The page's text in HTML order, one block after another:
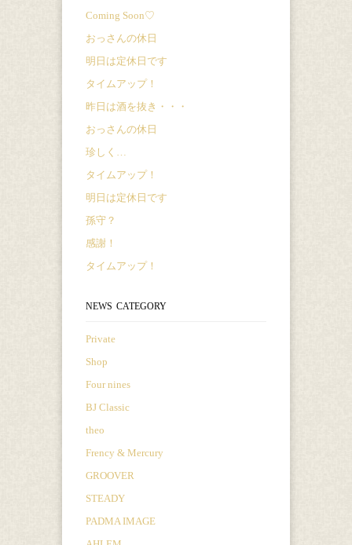
Coming Soon♡
おっさんの休日
明日は定休日です
タイムアップ！
昨日は酒を抜き・・・
おっさんの休日
珍しく…
タイムアップ！
明日は定休日です
孫守？
感謝！
タイムアップ！
NEWS CATEGORY
Private
Shop
Four nines
BJ Classic
theo
Frency & Mercury
GROOVER
STEADY
PADMA IMAGE